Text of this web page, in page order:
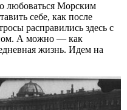
любоваться Морским
себе, как после
расправились здесь с
А можно — как
жизнь. Идем на